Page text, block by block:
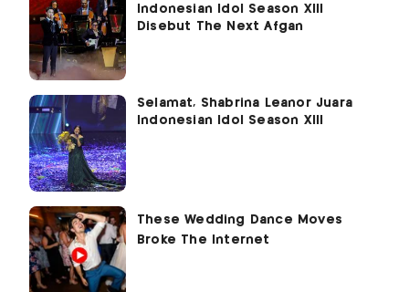
Indonesian Idol Season XIII
Disebut The Next Afgan
Selamat, Shabrina Leanor Juara
Indonesian Idol Season XIII